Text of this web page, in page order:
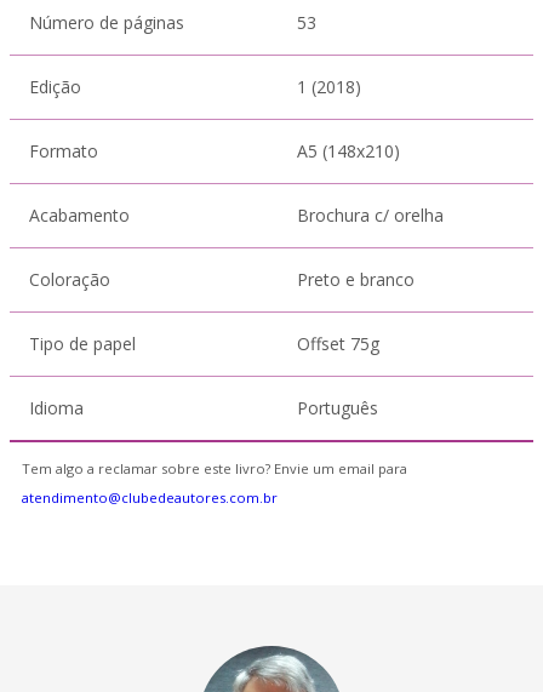
Número de páginas 53
Edição 1 (2018)
Formato A5 (148x210)
Acabamento Brochura c/ orelha
Coloração Preto e branco
Tipo de papel Offset 75g
Idioma Português
Tem algo a reclamar sobre este livro? Envie um email para
atendimento@clubedeautores.com.br